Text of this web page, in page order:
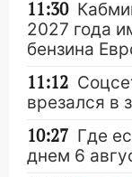
11:30
2027 года
бензина
11:12
врезался в
10:27 Где
днем 6